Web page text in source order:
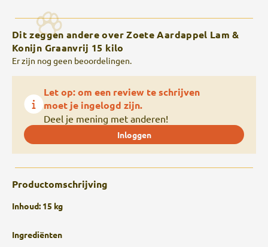
Dit zeggen andere over Zoete Aardappel Lam &
Konijn Graanvrij 15 kilo
Er zijn nog geen beoordelingen.
Let op: om een review te schrijven
moet je ingelogd zijn.
Deel je mening met anderen!
Inloggen
Productomschrijving
Inhoud: 15 kg
Ingrediënten